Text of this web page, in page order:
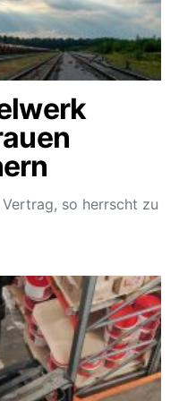
so herrscht zu